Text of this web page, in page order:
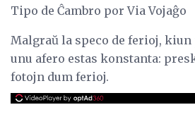
Tipo de Ĉambro por Via Vojaĝo
Malgraŭ la speco de ferioj,
unu afero estas konstanta:
fotojn dum ferioj.